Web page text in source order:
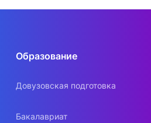
Образование
Довузовская подготовка
Бакалавриат